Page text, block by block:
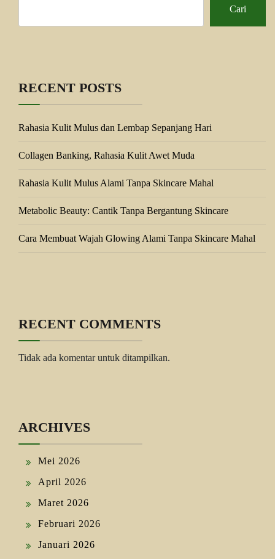
Cari
RECENT POSTS
Rahasia Kulit Mulus dan Lembap Sepanjang Hari
Collagen Banking, Rahasia Kulit Awet Muda
Rahasia Kulit Mulus Alami Tanpa Skincare Mahal
Metabolic Beauty: Cantik Tanpa Bergantung Skincare
Cara Membuat Wajah Glowing Alami Tanpa Skincare Mahal
RECENT COMMENTS
Tidak ada komentar untuk ditampilkan.
ARCHIVES
Mei 2026
April 2026
Maret 2026
Februari 2026
Januari 2026